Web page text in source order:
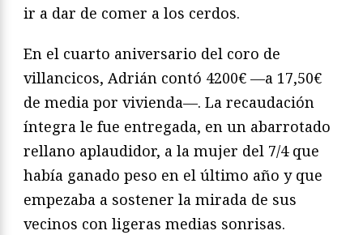
ir a dar de comer a los cerdos.
En el cuarto aniversario del coro de
villancicos, Adrián contó 4200€ —a 17,50€
de media por vivienda—. La recaudación
íntegra le fue entregada, en un abarrotado
rellano aplaudidor, a la mujer del 7/4 que
había ganado peso en el último año y que
empezaba a sostener la mirada de sus
vecinos con ligeras medias sonrisas.